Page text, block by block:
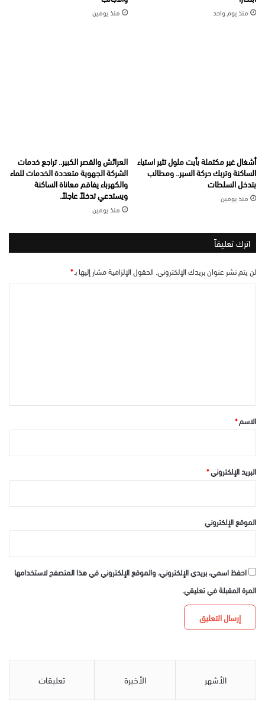
منذ يوم واحد منذ يومين
أشغال غير مكتملة بأيت ملول تثير استياء
الساكنة وتربك حركة السير.. ومطالب
بتدخل السلطات
منذ يومين
العرائش والقصر الكبير.. تراجع خدمات
الشركة الجهوية متعددة الخدمات للماء
والكهرباء يفاقم معاناة الساكنة
ويستدعي تدخلاً عاجلاً.
منذ يومين
اترك تعليقاً
لن يتم نشر عنوان بريدك الإلكتروني. الحقول الإلزامية مشار إليها بـ*
*الاسم*
البريد الإلكتروني*
الموقع الإلكتروني
احفظ اسمي، بريدي الإلكتروني، والموقع الإلكتروني في هذا المتصفح لاستخدامها
المرة المقبلة في تعليقي.
الأشهر الأخيرة تعليقات